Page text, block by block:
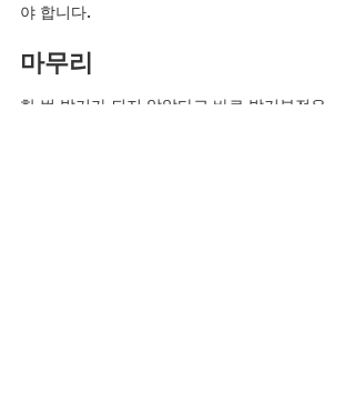
야 합니다.
마무리
한 번 발기가 되지 않았다고 바로 발기부전은